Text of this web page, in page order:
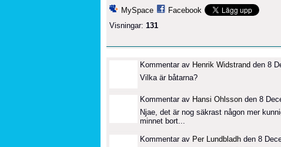
MySpace
Facebook
Visningar: 131
Kommentar av Henrik Widstrand den 8
Vilka är båtarna?
Kommentar av Hansi Ohlsson den 8
Njae, det är nog säkrast någon mer
minnet bort...
Kommentar av Per Lundbladh den 8